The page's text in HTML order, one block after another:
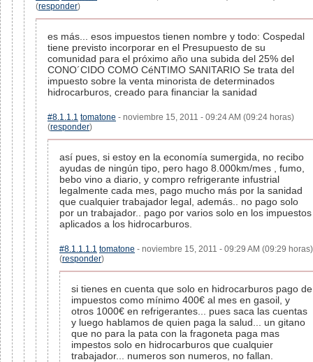
(responder)
es más... esos impuestos tienen nombre y todo: Cospedal
tiene previsto incorporar en el Presupuesto de su
comunidad para el próximo año una subida del 25% del
CONO´CIDO COMO CéNTIMO SANITARIO Se trata del
impuesto sobre la venta minorista de determinados
hidrocarburos, creado para financiar la sanidad
#8.1.1.1 tomatone - noviembre 15, 2011 - 09:24 AM (09:24 horas)
(responder)
así pues, si estoy en la economía sumergida, no recibo
ayudas de ningún tipo, pero hago 8.000km/mes , fumo,
bebo vino a diario, y compro refrigerante infustrial
legalmente cada mes, pago mucho más por la sanidad
que cualquier trabajador legal, además.. no pago solo
por un trabajador.. pago por varios solo en los impuestos
aplicados a los hidrocarburos.
#8.1.1.1.1 tomatone - noviembre 15, 2011 - 09:29 AM (09:29 horas)
(responder)
si tienes en cuenta que solo en hidrocarburos pago de
impuestos como mínimo 400€ al mes en gasoil, y
otros 1000€ en refrigerantes... pues saca las cuentas
y luego hablamos de quien paga la salud... un gitano
que no para la pata con la fragoneta paga mas
impestos solo en hidrocarburos que cualquier
trabajador... numeros son numeros, no fallan.